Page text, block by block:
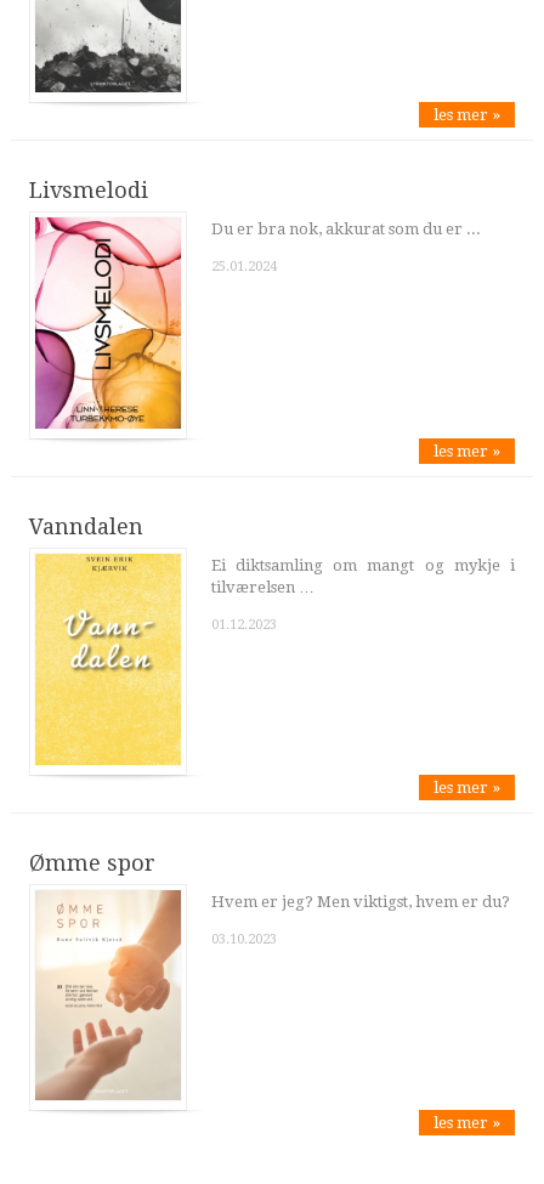
les mer »
Livsmelodi
Du er bra nok, akkurat som du er ...
25.01.2024
les mer »
Vanndalen
Ei diktsamling om mangt og mykje i
tilværelsen …
01.12.2023
les mer »
Ømme spor
Hvem er jeg? Men viktigst, hvem er du?
03.10.2023
les mer »